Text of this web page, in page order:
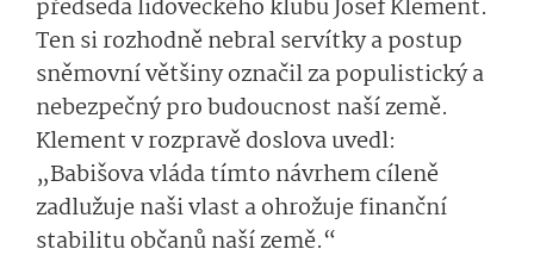
předseda lidoveckého klubu Josef Klement.
Ten si rozhodně nebral servítky a postup
sněmovní většiny označil za populistický a
nebezpečný pro budoucnost naší země.
Klement v rozpravě doslova uvedl:
„Babišova vláda tímto návrhem cíleně
zadlužuje naši vlast a ohrožuje finanční
stabilitu občanů naší země.“